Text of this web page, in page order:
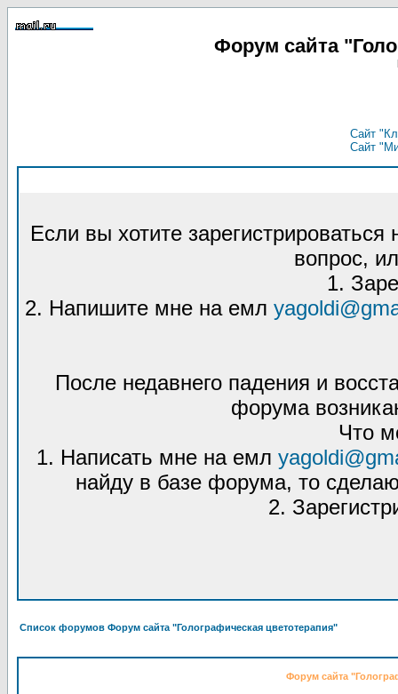
Форум сайта
Сайт
Сайт
Если вы хотите
вопрос,
1.
2. Напишите мне на емл
После недавнего падения и
форума
Что
1. Написать мне на емл
найду в базе форума, то
2.
Список форумов Форум сайта "Голографическая цветотерапия"
Форум сайта